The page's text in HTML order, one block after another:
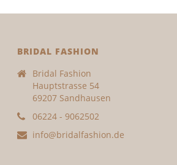
BRIDAL FASHION
Bridal Fashion
Hauptstrasse 54
69207 Sandhausen
06224 - 9062502
info@bridalfashion.de